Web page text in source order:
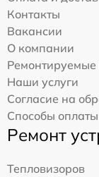
Контакты
Вакансии
О компании
Ремонтируемые
Наши услуги
Согласие на
Способы оплаты
Ремонт
Тепловизоров